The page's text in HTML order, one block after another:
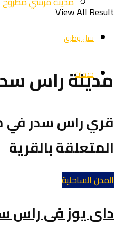
نقل وطرق
خدمات
View All Result
مدينة راس
قري راس سدر في
المتعلقة بالقرية
المدن الساحلية
داى يوز فى راس